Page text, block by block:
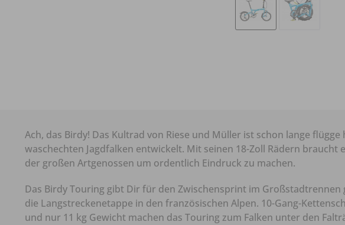
Ach, das Birdy! Das Kultrad von Riese und Müller ist schon lange flügge
waschechten Jagdfalken entwickelt. Mit seinen 18-Zoll Rädern braucht
der großen Artgenossen um ordentlich Eindruck zu machen.
Das Birdy Touring gibt Dir für den Zwischensprint im Großstadtrennen
die Langstreckenetappe in den französischen Alpen. 10-Gang-
und nur 11 kg Gewicht machen das Touring zum Falken unter den